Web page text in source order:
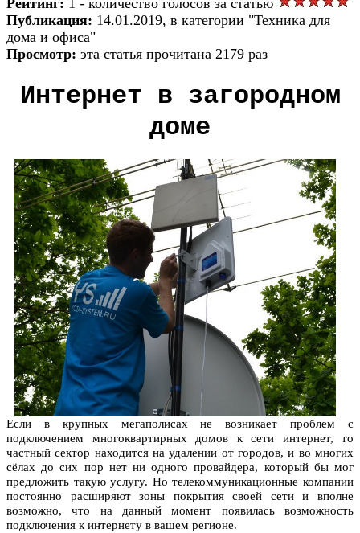
Публикация: 14.01.2019, в категории "Техника для
дома и офиса"
Просмотр: эта статья прочитана 2179 раз
Интернет в загородном
доме
Если в крупных мегаполисах не возникает проблем с
подключением многоквартирных домов к сети интернет, то
частный сектор находится на удалении от городов, и во многих
сёлах до сих пор нет ни одного провайдера, который бы мог
предложить такую услугу. Но телекоммуникационные компании
постоянно расширяют зоны покрытия своей сети и вполне
возможно, что на данный момент появилась возможность
подключения к интернету в вашем регионе.